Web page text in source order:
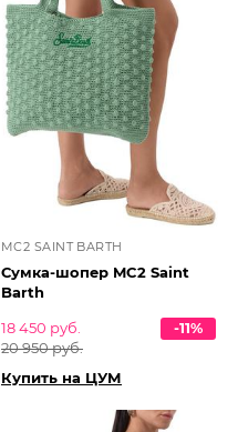
MC2 SAINT BARTH
Сумка-шопер MC2 Saint
Barth
18 450 руб.
20 950 руб.
-11%
Купить на ЦУМ